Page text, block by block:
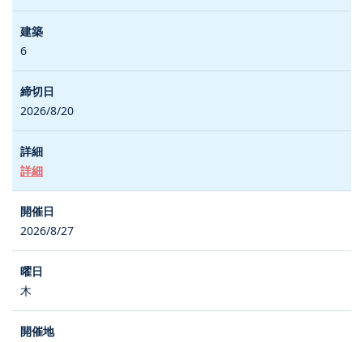
6
2026/8/20
詳細
2026/8/27
木